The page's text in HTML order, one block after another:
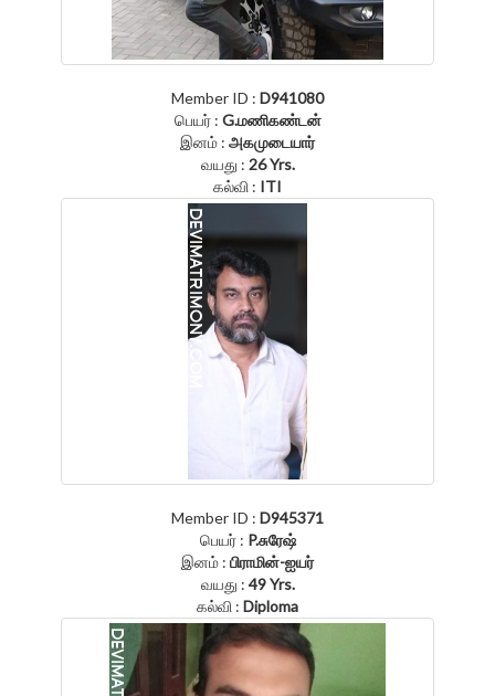
Member ID : D941080
பெயர் : G.மணிகண்டன்
இனம் : அகமுடையார்
வயது : 26 Yrs.
கல்வி : ITI
Member ID : D945371
பெயர் : P.சுரேஷ்
இனம் : பிராமின்-ஐயர்
வயது : 49 Yrs.
கல்வி : Diploma